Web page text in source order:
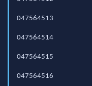
047564513
047564514
047564515
047564516